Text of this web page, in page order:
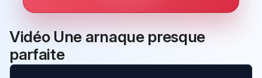
Vidéo Une arnaque presque
parfaite